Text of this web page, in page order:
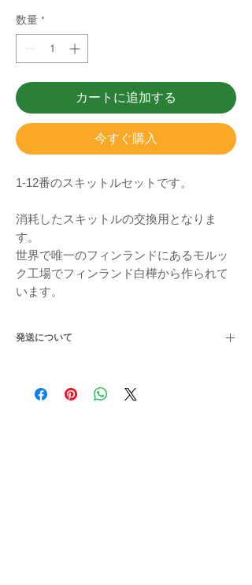
数量 *
カートに追加する
今すぐ購入
1-12番のスキットルセットです。
消耗したスキットルの交換用となりま
す。
世界で唯一のフィンランドにあるモルッ
ク工場でフィンランド白樺から作られて
います。
発送について
出来るだけ早く発送いたします。